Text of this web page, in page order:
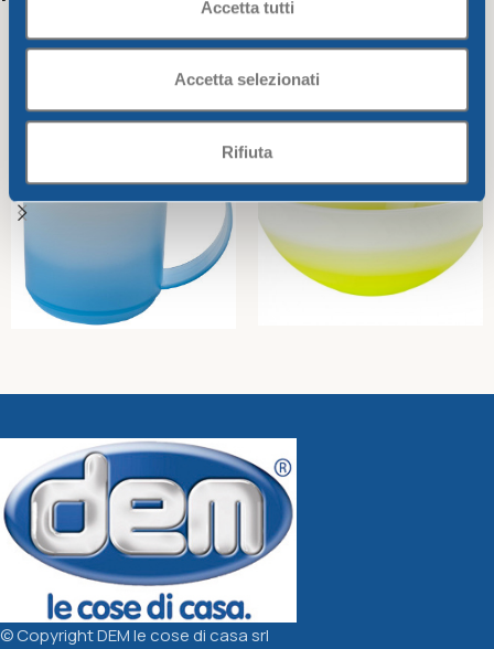
Accetta tutti
Accetta selezionati
Rifiuta
Crystalway
2,16€
Select Options
13,61
Select Options
© Copyright DEM le cose di casa srl